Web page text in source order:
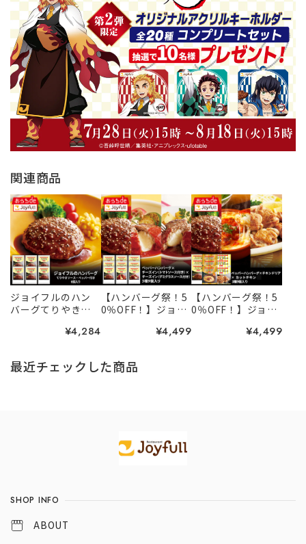
関連商品
ジョイフルのハン
バーグてりやき
¥4,284
【ハンバーグ祭！5
0％OFF！】ジョイ
グ3種セット 9個
¥4,499
【ハンバーグ祭！5
0％OFF！】ジョイ
ト ３種９個入り
¥4,499
最近チェックした商品
SHOP INFO
ABOUT